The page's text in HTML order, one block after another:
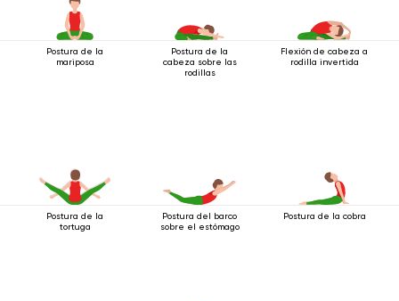
Postura de la
mariposa
Postura de la
cabeza sobre las
rodillas
Flexión de cabeza a
rodilla invertida
Postura de la
tortuga
Postura del barco
sobre el estómago
Postura de la cobra